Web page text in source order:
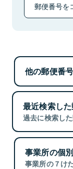
郵便番号を
他の郵便番
最近検索し
過去に検索し
事業所の個
事業所の７け